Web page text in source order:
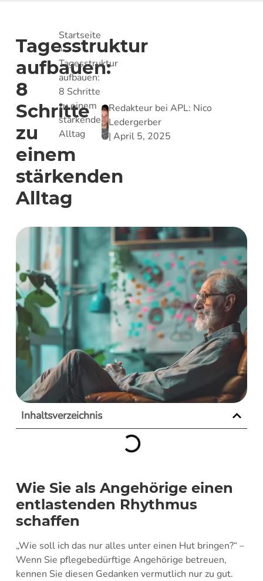
Tagesstruktur
aufbauen:
8
Schritte
zu
einem
stärkenden
Alltag
Startseite
»
Tagesstruktur
aufbauen:
8 Schritte
zu einem
stärkenden
Alltag
Redakteur bei APL: Nico
Ledergerber
| April 5, 2025
Inhaltsverzeichnis
Wie Sie als Angehörige einen
entlastenden Rhythmus
schaffen
„Wie soll ich das nur alles unter einen Hut bringen?“ –
Wenn Sie pflegebedürftige Angehörige betreuen,
kennen Sie diesen Gedanken vermutlich nur zu gut.